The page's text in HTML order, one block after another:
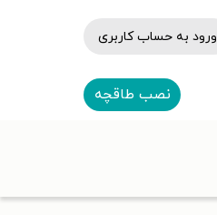
ورود به حساب کاربری
نصب طاقچه